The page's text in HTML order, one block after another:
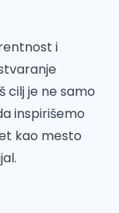
i
cilj je ne samo
inspirišemo
kao mesto